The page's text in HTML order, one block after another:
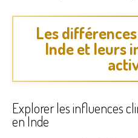
Les
Inde et leurs
Explorer les influences
en Inde